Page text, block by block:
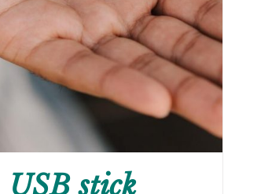
USB stick